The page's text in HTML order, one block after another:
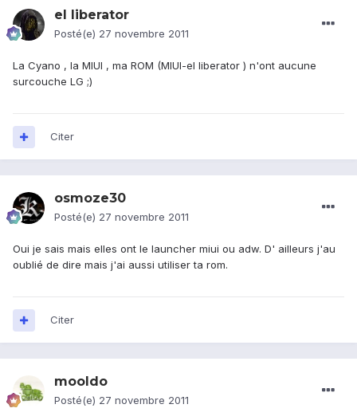
el liberator
Posté(e) 27 novembre 2011
La Cyano , la MIUI , ma ROM (MIUI-el liberator ) n'ont aucune
surcouche LG ;)
Citer
osmoze30
Posté(e) 27 novembre 2011
Oui je sais mais elles ont le launcher miui ou adw. D' ailleurs j'au
oublié de dire mais j'ai aussi utiliser ta rom.
Citer
mooldo
Posté(e) 27 novembre 2011